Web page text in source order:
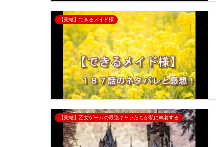
【完結】できるメイド様
【完結】乙女ゲームの最強キャラたちが私に執着する